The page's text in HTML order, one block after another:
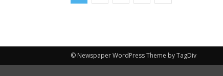
© Newspaper WordPress Theme by TagDiv